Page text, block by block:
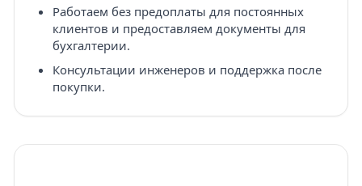
Работаем без предоплаты для постоянных
клиентов и предоставляем документы для
бухгалтерии.
Консультации инженеров и поддержка после
покупки.